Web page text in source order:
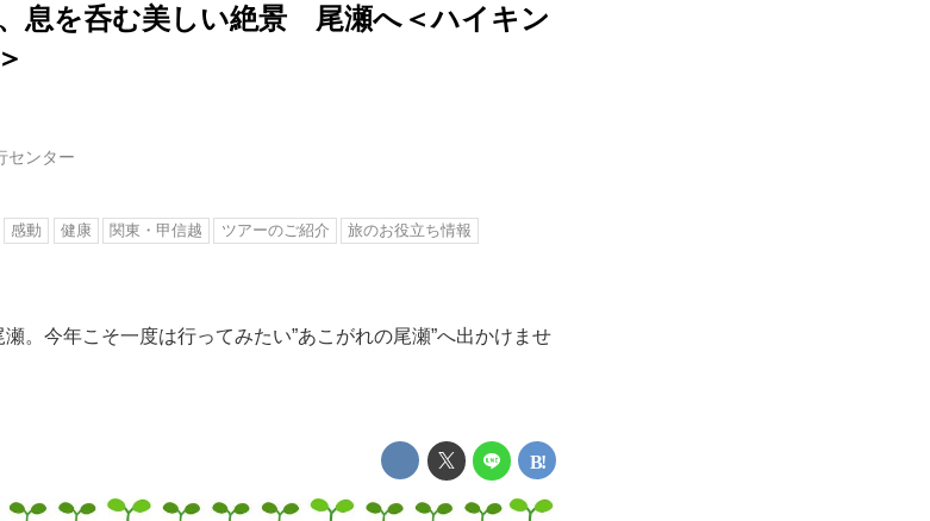
息を呑む美しい絶景 尾瀬へ＜ハイキン
センター
感動 健康 関東・甲信越 ツアーのご紹介
旅のお役立ち情報
。今年こそ一度は行ってみたい”あこがれの尾瀬”へ出かけませ